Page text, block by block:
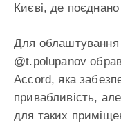
Києві, де
Для облаштування
@t.polupanov
Accord, яка
привабливість,
для таких